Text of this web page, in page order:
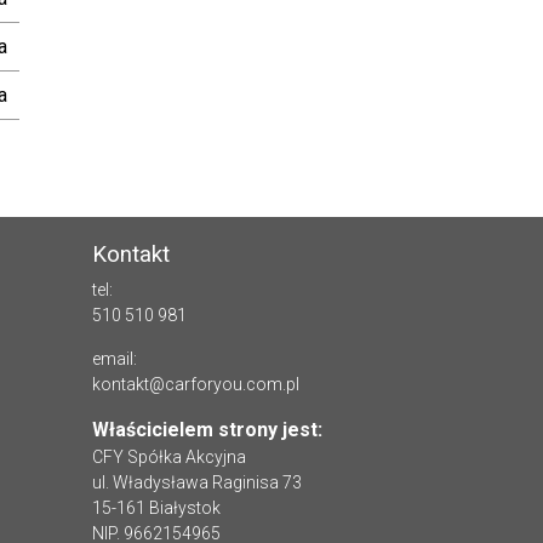
Kontakt
tel:
510 510 981
email:
kontakt@carforyou.com.pl
Właścicielem strony jest:
CFY Spółka Akcyjna
ul. Władysława Raginisa 73
15-161 Białystok
NIP. 9662154965